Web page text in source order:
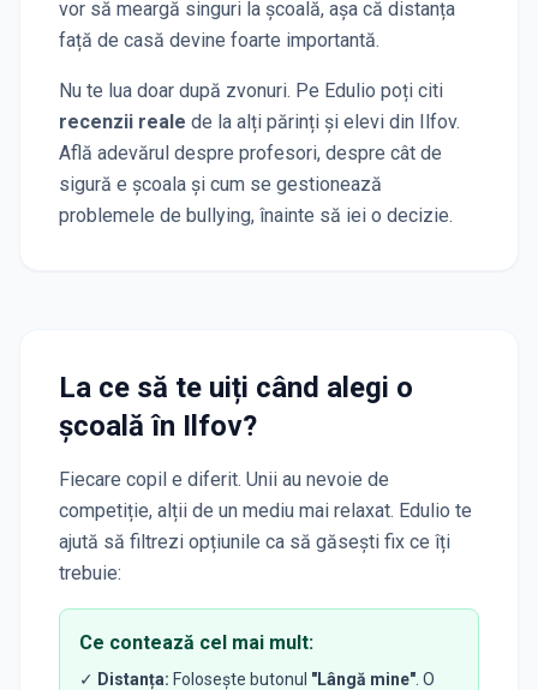
vor să meargă singuri la școală, așa că distanța
față de casă devine foarte importantă.
Nu te lua doar după zvonuri. Pe Edulio poți citi
recenzii reale de la alți părinți și elevi din Ilfov.
Află adevărul despre profesori, despre cât de
sigură e școala și cum se gestionează
problemele de bullying, înainte să iei o decizie.
La ce să te uiți când alegi o
școalăîn Ilfov?
Fiecare copil e diferit. Unii au nevoie de
competiție, alții de un mediu mai relaxat. Edulio te
ajută să filtrezi opțiunile ca să găsești fix ce îți
trebuie:
Ce contează cel mai mult:
✓ Distanța: Folosește butonul "Lângă mine" . O